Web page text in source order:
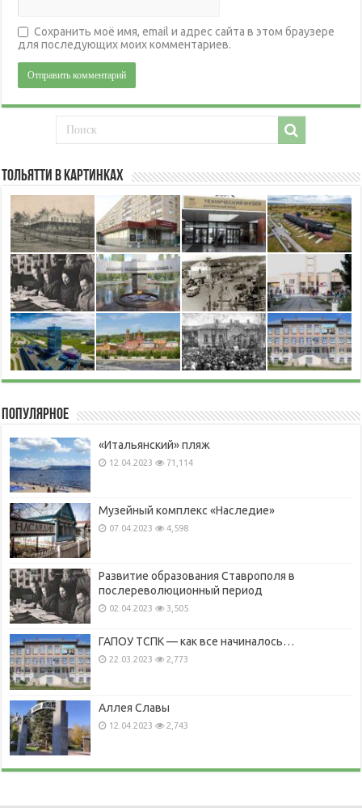
Сохранить моё имя, email и адрес сайта в этом браузере
для последующих моих комментариев.
Тольятти в картинках
Популярное
«Итальянский» пляж
12.04.2023 71,114
Музейный комплекс «Наследие»
07.04.2023 4,598
Развитие образования Ставрополя в
послереволюционный период
02.04.2023 3,505
ГАПОУ ТСПК — как все начиналось…
22.03.2023 2,773
Аллея Славы
12.04.2023 2,743